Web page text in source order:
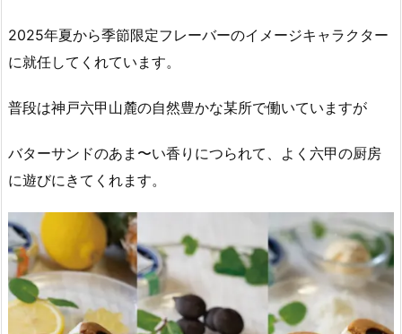
2025年夏から季節限定フレーバーのイメージキャラクター
に就任してくれています。
普段は神戸六甲山麓の自然豊かな某所で働いていますが
バターサンドのあま〜い香りにつられて、よく六甲の厨房
に遊びにきてくれます。